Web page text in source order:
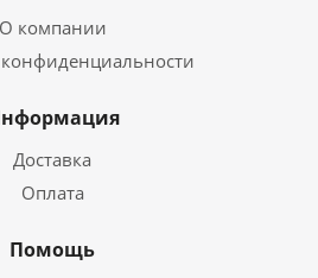
О компании
Доставка
Оплата
Помощь